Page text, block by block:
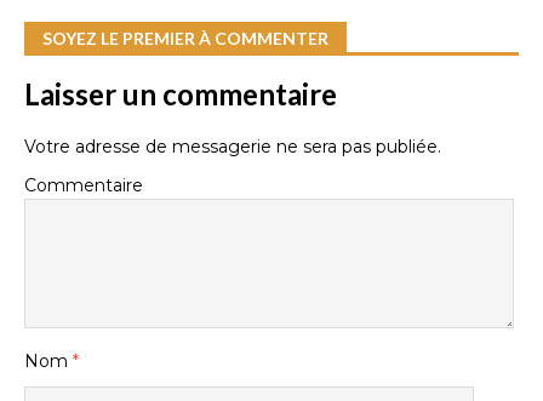
SOYEZ LE PREMIER À COMMENTER
Laisser un commentaire
Votre adresse de messagerie ne sera pas publiée.
Commentaire
Nom *